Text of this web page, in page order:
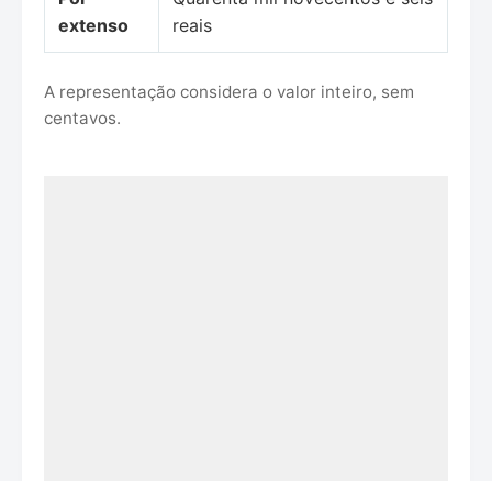
extenso
reais
A representação considera o valor inteiro, sem
centavos.